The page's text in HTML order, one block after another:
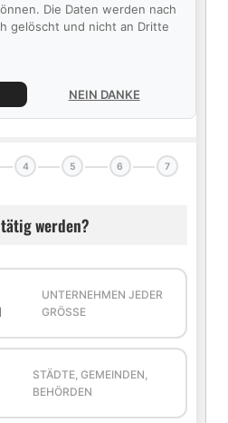
Die Daten werden nach
gelöscht und nicht an Dritte
NEIN DANKE
4 5 6 7
werden?
UNTERNEHMEN JEDER
GRÖSSE
STÄDTE, GEMEINDEN,
BEHÖRDEN